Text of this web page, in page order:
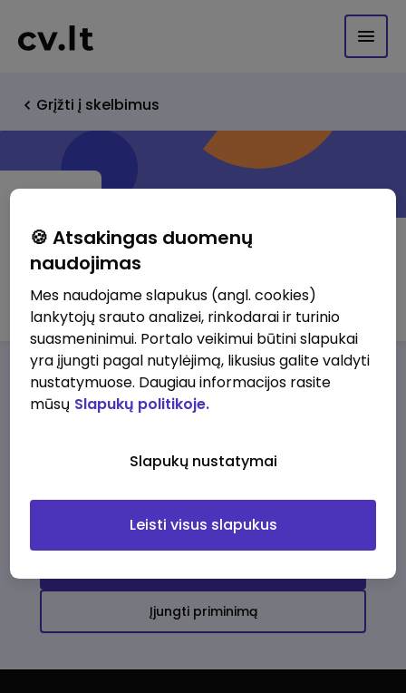
Grįžti į skelbimus
UAB Paulmann Gaisma
Darbo pasiūlymaiApie musPrivalumai
darbo pasiūlymų
Įjungti priminimą
🍪 Atsakingas duomenų
naudojimas
Mes naudojame slapukus (angl. cookies)
lankytojų srauto analizei, rinkodarai ir turinio
suasmeninimui. Portalo veikimui būtini slapukai
yra įjungti pagal nutylėjimą, likusius galite valdyti
nustatymuose. Daugiau informacijos rasite
mūsų Slapukų politikoje.
Slapukų nustatymai
Leisti visus slapukus